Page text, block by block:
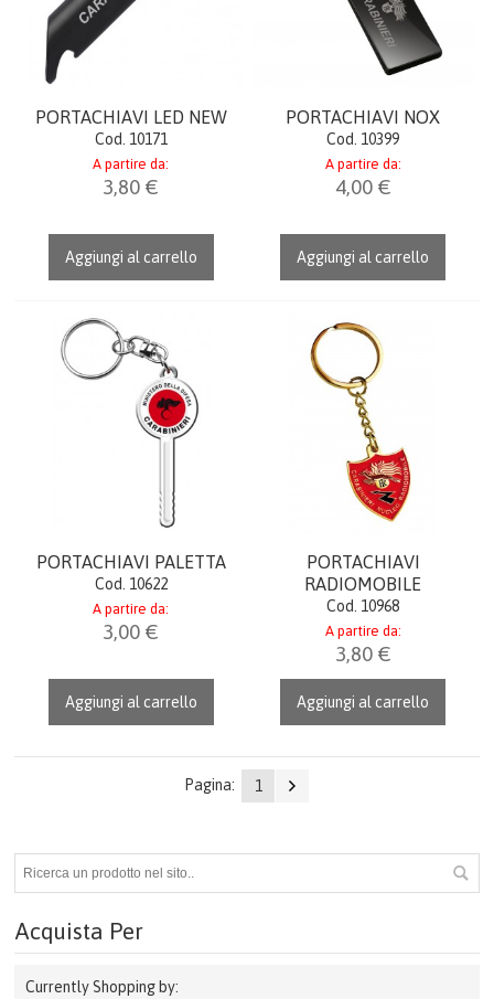
PORTACHIAVI LED NEW
Cod. 10171
A partire da:
3,80 €
Aggiungi al carrello
PORTACHIAVI NOX
Cod. 10399
A partire da:
4,00 €
Aggiungi al carrello
PORTACHIAVI PALETTA
Cod. 10622
A partire da:
3,00 €
Aggiungi al carrello
PORTACHIAVI
RADIOMOBILE
Cod. 10968
A partire da:
3,80 €
Aggiungi al carrello
Pagina: 1
Acquista Per
Currently Shopping by: